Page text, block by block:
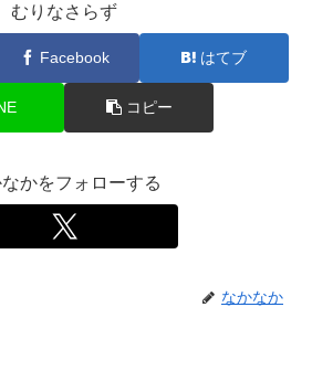
むりなさらず
Facebook はてブ
コピー
かをフォローする
なかなか